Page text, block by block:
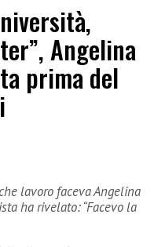
Angelina
prima del
lavoro faceva Angelina
ha rivelato: “Facevo la